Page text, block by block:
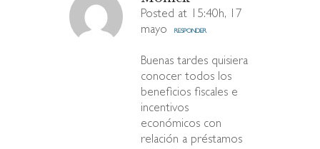
Posted at 15:40h, 17
mayo
RESPONDER
Buenas tardes quisiera
conocer todos los
beneficios fiscales e
incentivos
económicos con
relación a préstamos